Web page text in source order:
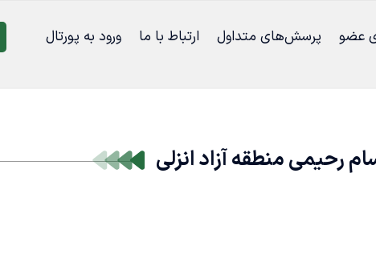
عضو پرسش‌‌های متداول ارتباط با ما ورود به پورتال
رحیمی منطقه آزاد انزلی